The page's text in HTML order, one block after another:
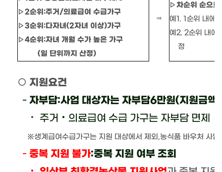
⇒
▷2순위 :주거 /의료급여 수급가구
▷3순위 :다자녀(2자녀 이상)가구
▷4순위 :자녀 개월 수가 높은 가구
(일 단위까지 산정)
▷차순위 순으로
예 1. 1 순위 내에
예 2. 2순위 내에
정
○ 지원요건
- 자부담:사업 대상자는 자부담6만원(지원금액
‧ 주거 ‧ 의료급여 수급 가구는 자부담 면제
※생계급여수급가구는 지원 대상에서 제외 ,농식품 바우처 사
- 중복 지원 불가:중복 지원 여부 조회